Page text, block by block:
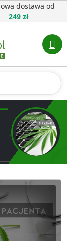
dostawa od
249 zł